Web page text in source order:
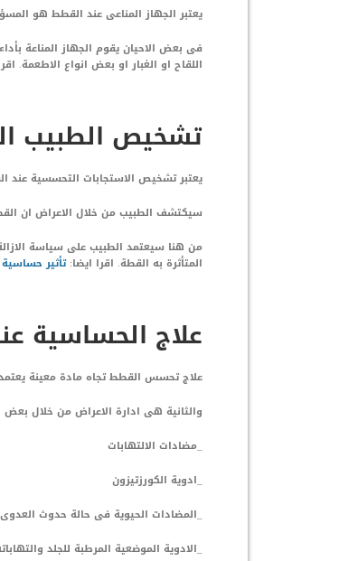
يعتبر الجهاز المناعى عند القطط هو
فى بعض الاحيان يقوم الجهاز المناعة
اللقاح او الغبار او بعض انواع الاطعمة.
تشخيص الطبيب
يعتبر تشخيص الاستجابات التحسسية عند
سيكتشف الطبيب من خلال الاعراض ان
من هنا سيعتمد الطبيب على سياسة
المتأثرة به القطة. اقرا ايضا:تأثير
علاج الحساسية
علاج تحسس القطط تجاه مادة معينة
والثانية هى ادارة الاعراض من خلال بعض
_مضادات الالتهابات
_ادوية الكورزتيزون
_المضادات الحيوية فى حالة حدوث العدوى
_الادوية الموضعية المرطبة للجلد